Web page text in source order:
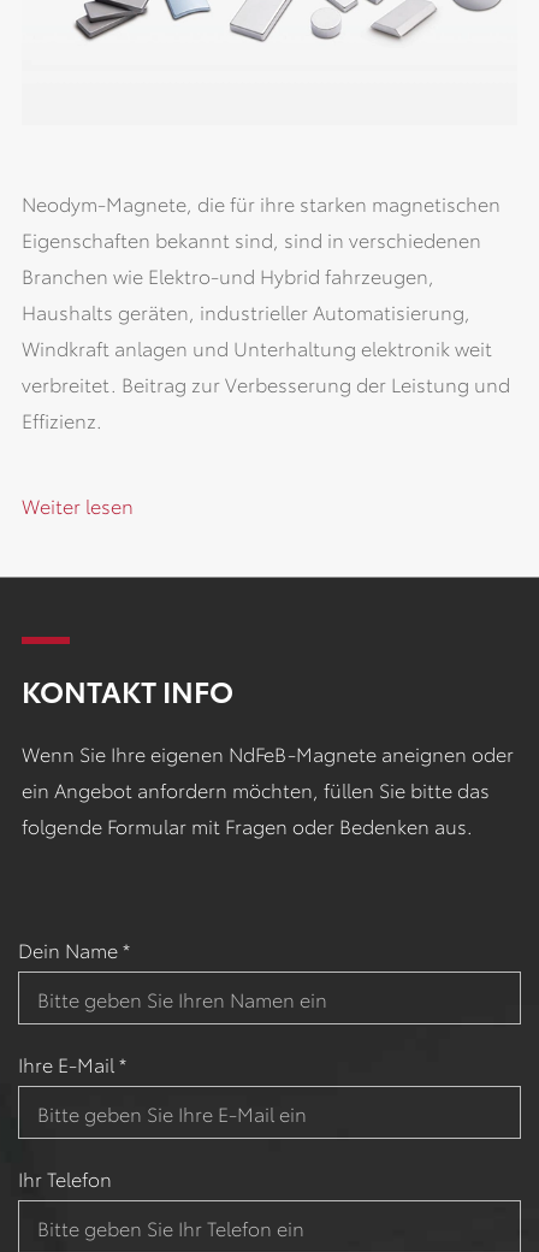
Neodym-Magnete, die für ihre starken magnetischen
Eigenschaften bekannt sind, sind in verschiedenen
Branchen wie Elektro-und Hybrid fahrzeugen,
Haushalts geräten, industrieller Automatisierung,
Windkraft anlagen und Unterhaltung elektronik weit
verbreitet. Beitrag zur Verbesserung der Leistung und
Effizienz.
Weiter lesen
KONTAKT INFO
Wenn Sie Ihre eigenen NdFeB-Magnete aneignen oder
ein Angebot anfordern möchten, füllen Sie bitte das
folgende Formular mit Fragen oder Bedenken aus.
Dein Name *
Ihre E-Mail *
Ihr Telefon